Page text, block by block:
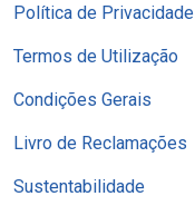
Política de Privacidade
Termos de Utilização
Condições Gerais
Livro de Reclamações
Sustentabilidade